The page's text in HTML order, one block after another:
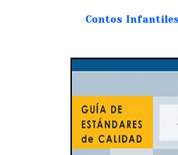
Contos